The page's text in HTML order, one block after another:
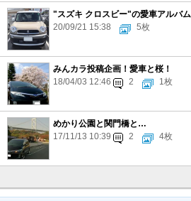
"スズキ クロスビー"の愛車アルバム
20/09/21 15:38
5枚
みんカラ投稿企画！愛車と桜！
18/04/03 12:46
2 1枚
めかり公園と関門橋と…
17/11/13 10:39
2 4枚